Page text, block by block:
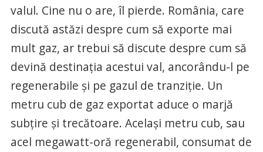
valul. Cine nu o are, îl pierde. România, care
discută astăzi despre cum să exporte mai
mult gaz, ar trebui să discute despre cum să
devină destinația acestui val, ancorându-l pe
regenerabile și pe gazul de tranziție. Un
metru cub de gaz exportat aduce o marjă
subțire și trecătoare. Același metru cub, sau
acel megawatt-oră regenerabil, consumat de